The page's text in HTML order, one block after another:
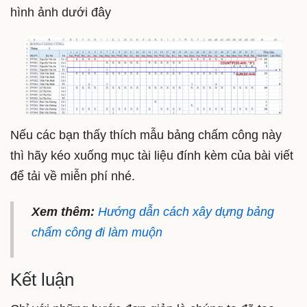
hình ảnh dưới đây
Nếu các bạn thấy thích mẫu bảng chấm công này
thì hãy kéo xuống mục tài liệu đính kèm của bài viết
để tải về miễn phí nhé.
Xem thêm: Hướng dẫn cách xây dựng bảng
chấm công đi làm muộn
Kết luận